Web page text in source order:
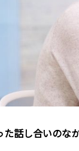
話し合いのな